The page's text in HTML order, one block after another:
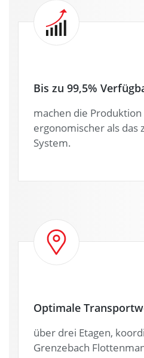
Bis zu 99,5%
machen die
ergonomischer als das
System.
Optimale
über drei Etagen,
Grenzebach